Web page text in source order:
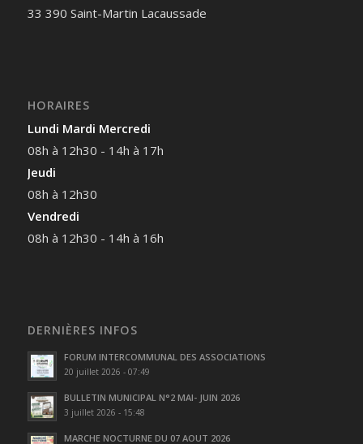
33 390 Saint-Martin Lacaussade
HORAIRES
Lundi Mardi Mercredi
08h à 12h30 - 14h à 17h
Jeudi
08h à 12h30
Vendredi
08h à 12h30 - 14h à 16h
DERNIÈRES INFOS
FORUM INTERCOMMUNAL DES ASSOCIATIONS
20 juillet 2026 - 07:49
BULLETIN MUNICIPAL N°2 MAI- JUIN 2026
3 juillet 2026 - 15:48
MARCHE NOCTURNE DU 07 AOUT 2026